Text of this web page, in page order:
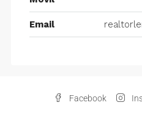
Email
Facebook